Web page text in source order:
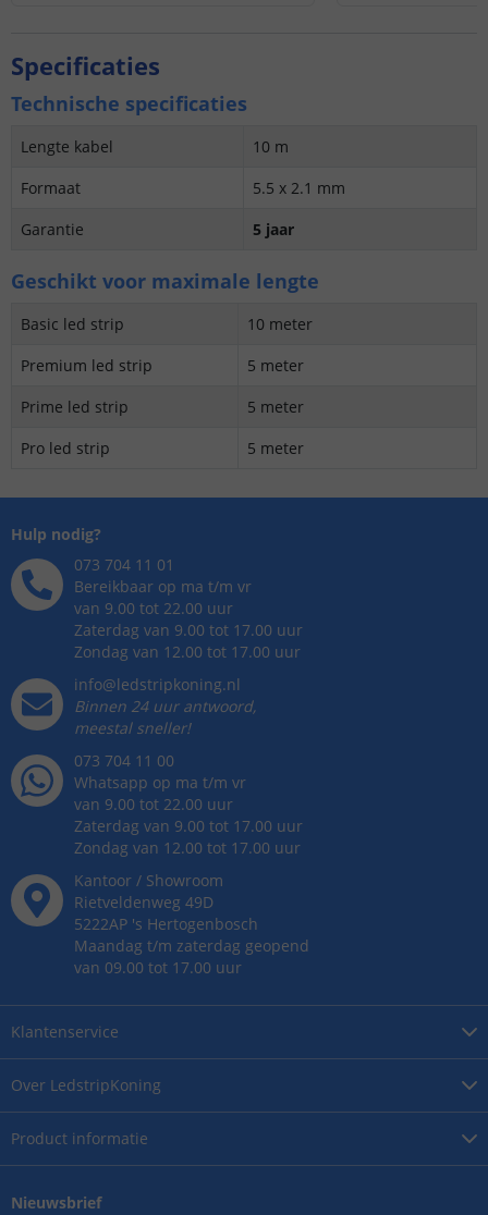
Specificaties
Technische specificaties
Lengte kabel
10 m
Formaat
5.5 x 2.1 mm
Garantie
5 jaar
Geschikt voor maximale lengte
Basic led strip
10 meter
Premium led strip
5 meter
Prime led strip
5 meter
Pro led strip
5 meter
Over LedstripKoning
Product informatie
Klantenservice
Hulp nodig?
073 704 11 01
Bereikbaar op ma t/m vr
van 9.00 tot 22.00 uur
Zaterdag van 9.00 tot 17.00 uur
Zondag van 12.00 tot 17.00 uur
info@ledstripkoning.nl
Binnen 24 uur antwoord,
meestal sneller!
073 704 11 00
Whatsapp op ma t/m vr
van 9.00 tot 22.00 uur
Zaterdag van 9.00 tot 17.00 uur
Zondag van 12.00 tot 17.00 uur
Kantoor / Showroom
Rietveldenweg 49D
5222AP 's Hertogenbosch
Maandag t/m zaterdag geopend
van 09.00 tot 17.00 uur
Nieuwsbrief